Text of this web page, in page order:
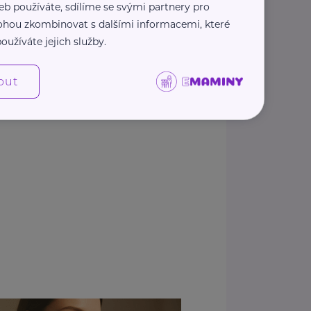
používáte, sdílíme se svými partnery pro
zkombinovat s dalšími informacemi, které
jejich služby.